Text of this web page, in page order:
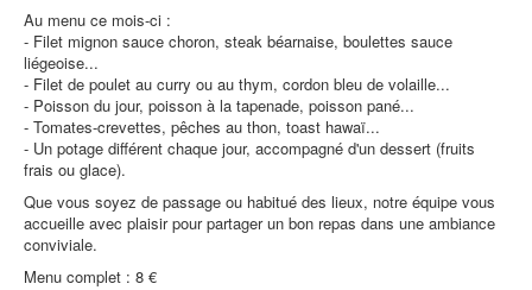
Page d'accueil
Bienvenue à la résidence La Kan
Au menu ce mois-ci :
- Filet mignon sauce choron, steak béarnaise, boulettes sauce
liégeoise...
- Filet de poulet au curry ou au thym, cordon bleu de volaille...
- Poisson du jour, poisson à la tapenade, poisson pané...
- Tomates-crevettes, pêches au thon, toast hawaï...
- Un potage différent chaque jour, accompagné d'un dessert (fruits
frais ou glace).
Que vous soyez de passage ou habitué des lieux, notre équipe vous
accueille avec plaisir pour partager un bon repas dans une ambiance
conviviale.
Menu complet : 8 €